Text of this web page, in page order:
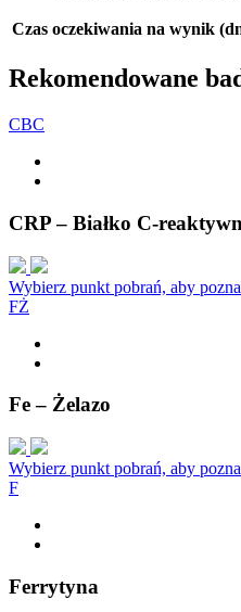
Czas oczekiwania na wynik
Rekomendowane
CBC
CRP – Białko C-
Wybierz punkt pobrań, aby
FŻ
Fe – Żelazo
Wybierz punkt pobrań, aby
F
Ferrytyna